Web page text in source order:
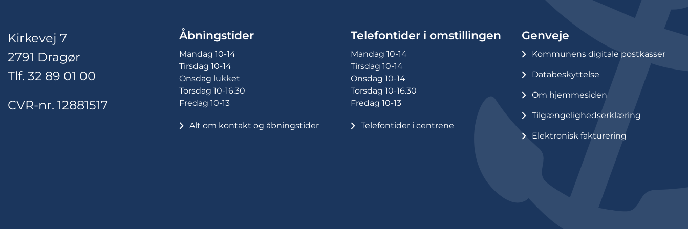
Kirkevej 7
2791 Dragør
Tlf. 32 89 01 00
CVR-nr. 12881517
Åbningstider
Mandag 10-14
Tirsdag 10-14
Onsdag lukket
Torsdag 10-16.30
Fredag 10-13
Alt om kontakt og åbningstider
Telefontider i omstillingen
Mandag 10-14
Tirsdag 10-14
Onsdag 10-14
Torsdag 10-16.30
Fredag 10-13
Telefontider i centrene
Genveje
Kommunens digitale postkasser
Databeskyttelse
Om hjemmesiden
Tilgængelighedserklæring
Elektronisk fakturering